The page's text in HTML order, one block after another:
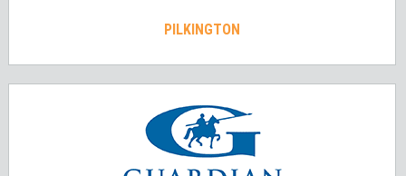
PILKINGTON